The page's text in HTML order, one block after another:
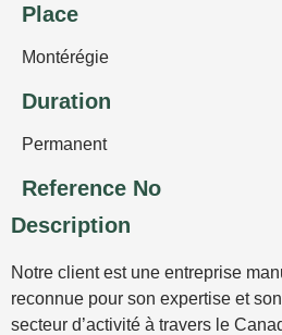
Place
Montérégie
Duration
Permanent
Reference No
Description
Notre client est une entreprise
reconnue pour son expertise et
secteur d’activité à travers le